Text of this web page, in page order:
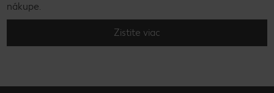
nákupe.
Zistite viac